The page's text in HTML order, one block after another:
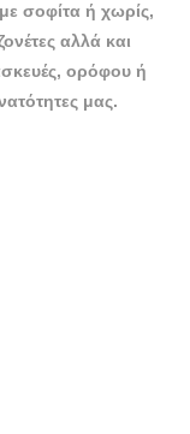
σοφίτα ή χωρίς,
αλλά και
ορόφου ή
μας.